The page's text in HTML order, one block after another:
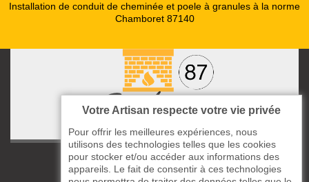
Installation de conduit de cheminée et poele à granules à la norme
Chamboret 87140
ccas le Bourg
87220 Boisseuil
Votre Artisan respecte votre vie privée
Pour offrir les meilleures expériences, nous
utilisons des technologies telles que les cookies
pour stocker et/ou accéder aux informations des
appareils. Le fait de consentir à ces technologies